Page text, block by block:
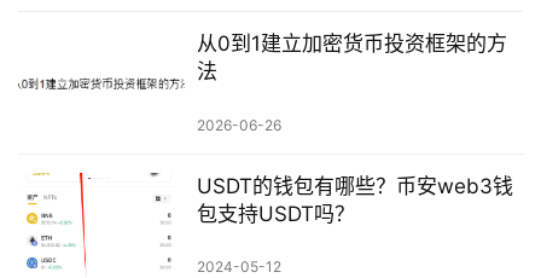
从0到1建立加密货币投资框架的方
法
2026-06-26
USDT的钱包有哪些？币安web3钱
包支持USDT吗？
2024-05-12